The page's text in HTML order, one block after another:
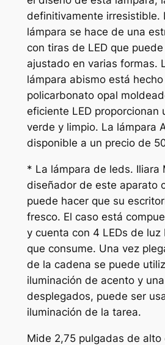
definitivamente irresistible.
lámpara se hace de una
con tiras de LED que
ajustado en varias formas.
lámpara abismo está
policarbonato opal
eficiente LED proporcionan
verde y limpio. La lámpara
disponible a un precio de
* La lámpara de leds. Iliara
diseñador de este aparato
puede hacer que su
fresco. El caso está
y cuenta con 4 LEDs de
que consume. Una vez
de la cadena se puede
iluminación de acento y
desplegados, puede ser
iluminación de la tarea.
Mide 2,75 pulgadas de alto